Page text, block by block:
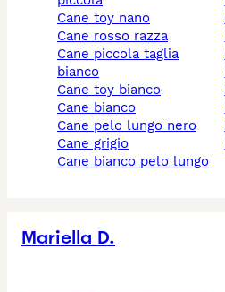
cane toy nano
cane rosso razza
cane piccola taglia
bianco
cane toy bianco
cane bianco
cane pelo lungo nero
cane grigio
cane bianco pelo lungo
Mariella D.